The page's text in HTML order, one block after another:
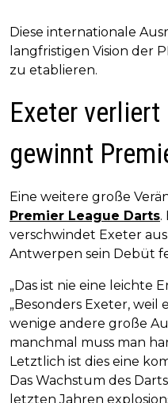
Diese internationale
langfristigen Vision der
zu etablieren.
Exeter
gewinnt
Eine weitere große
Premier League Darts.
verschwindet Exeter
Antwerpen sein Debüt
„Das ist nie eine leichte
„Besonders Exeter, weil
wenige andere große
manchmal muss man
Letztlich ist dies eine
Das Wachstum des
letzten Jahren